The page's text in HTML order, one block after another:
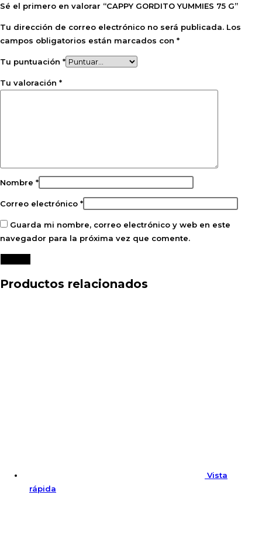
Sé el primero en valorar “CAPPY GORDITO YUMMIES 75 G”
Tu dirección de correo electrónico no será publicada. Los
campos obligatorios están marcados con *
Tu puntuación *
Tu valoración *
Nombre *
Correo electrónico *
Guarda mi nombre, correo electrónico y web en este
navegador para la próxima vez que comente.
Productos relacionados
Vista
rápida